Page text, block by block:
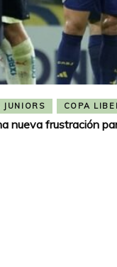
JUNIORS COPA
nueva frustración